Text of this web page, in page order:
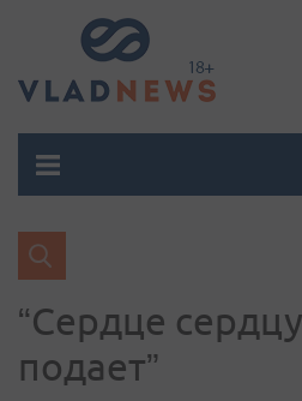
“Сердце
подает”